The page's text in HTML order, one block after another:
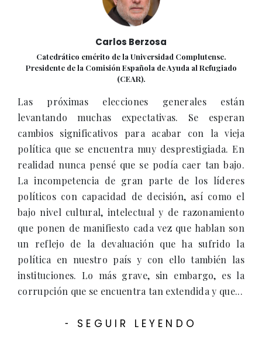
Carlos Berzosa
Catedrático emérito de la Universidad Complutense.
Presidente de la Comisión Española de Ayuda al Refugiado
(CEAR).
Las próximas elecciones generales están
levantando muchas expectativas. Se esperan
cambios significativos para acabar con la vieja
política que se encuentra muy desprestigiada. En
realidad nunca pensé que se podía caer tan bajo.
La incompetencia de gran parte de los líderes
políticos con capacidad de decisión, así como el
bajo nivel cultural, intelectual y de razonamiento
que ponen de manifiesto cada vez que hablan son
un reflejo de la devaluación que ha sufrido la
política en nuestro país y con ello también las
instituciones. Lo más grave, sin embargo, es la
corrupción que se encuentra tan extendida y que...
- SEGUIR LEYENDO